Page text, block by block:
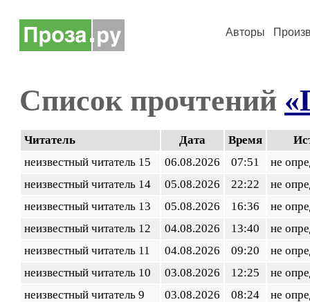
Авторы
Список прочтений
Читатель Дата Время
неизвестный читатель 15
06.08.2026 07:51
не
неизвестный читатель 14
05.08.2026 22:22
не
неизвестный читатель 13
05.08.2026 16:36
не
неизвестный читатель 12
04.08.2026 13:40
не
неизвестный читатель 11
04.08.2026 09:20
не
неизвестный читатель 10
03.08.2026 12:25
не
неизвестный читатель 9
03.08.2026 08:24
не